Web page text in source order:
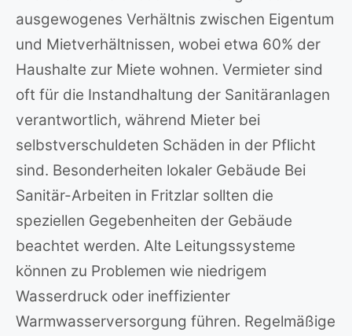
ausgewogenes Verhältnis zwischen Eigentum
und Mietverhältnissen, wobei etwa 60% der
Haushalte zur Miete wohnen. Vermieter sind
oft für die Instandhaltung der Sanitäranlagen
verantwortlich, während Mieter bei
selbstverschuldeten Schäden in der Pflicht
sind. Besonderheiten lokaler Gebäude Bei
Sanitär-Arbeiten in Fritzlar sollten die
speziellen Gegebenheiten der Gebäude
beachtet werden. Alte Leitungssysteme
können zu Problemen wie niedrigem
Wasserdruck oder ineffizienter
Warmwasserversorgung führen. Regelmäßige